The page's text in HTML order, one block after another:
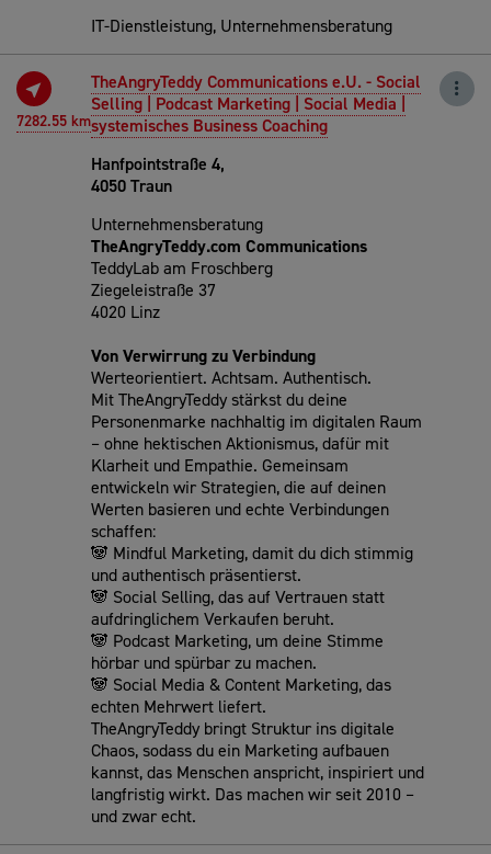
IT-Dienstleistung, Unternehmensberatung
7282.55 km
TheAngryTeddy Communications e.U. - Social
Selling | Podcast Marketing | Social Media |
systemisches Business Coaching
Hanfpointstraße 4,
4050 Traun
Unternehmensberatung
TheAngryTeddy.com Communications
TeddyLab am Froschberg
Ziegeleistraße 37
4020 Linz
Von Verwirrung zu Verbindung
Werteorientiert. Achtsam. Authentisch.
Mit TheAngryTeddy stärkst du deine
Personenmarke nachhaltig im digitalen Raum
– ohne hektischen Aktionismus, dafür mit
Klarheit und Empathie. Gemeinsam
entwickeln wir Strategien, die auf deinen
Werten basieren und echte Verbindungen
schaffen:
🐼 Mindful Marketing, damit du dich stimmig
und authentisch präsentierst.
🐼 Social Selling, das auf Vertrauen statt
aufdringlichem Verkaufen beruht.
🐼 Podcast Marketing, um deine Stimme
hörbar und spürbar zu machen.
🐼 Social Media & Content Marketing, das
echten Mehrwert liefert.
TheAngryTeddy bringt Struktur ins digitale
Chaos, sodass du ein Marketing aufbauen
kannst, das Menschen anspricht, inspiriert und
langfristig wirkt. Das machen wir seit 2010 –
und zwar echt.